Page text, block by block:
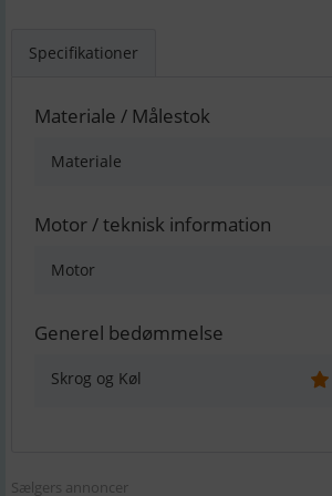
Specifikationer
Materiale / Målestok
Materiale
Motor / teknisk information
Motor
Generel bedømmelse
Skrog og Køl
Sælgers annoncer